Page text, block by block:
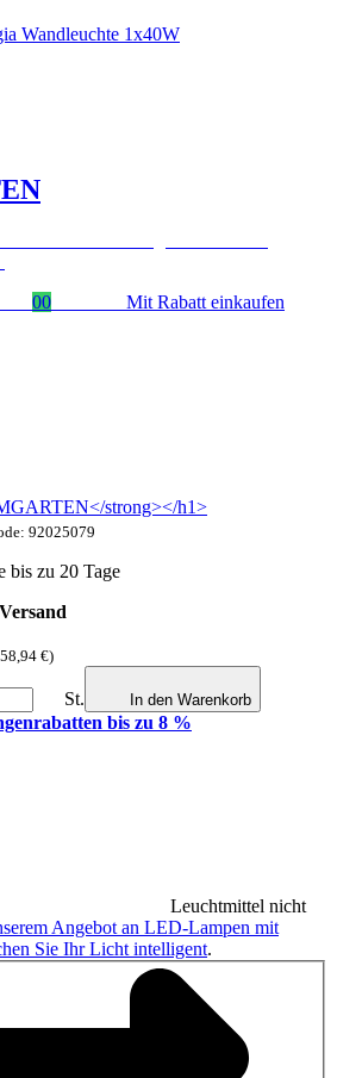
00 Mit Rabatt einkaufen
92025079
bis zu 20 Tage
€)
St. In den Warenkorb
bis zu 8 %
Leuchtmittel nicht
Angebot an LED-Lampen mit
Sie Ihr Licht intelligent.